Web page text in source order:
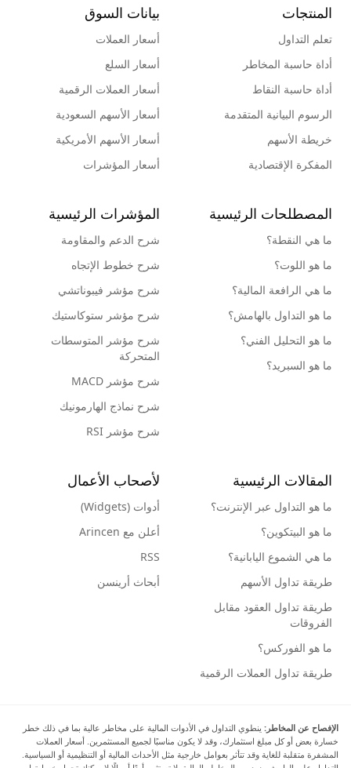
المنتجات
تعلم التداول
أداة حاسبة المخاطر
أداة حاسبة النقاط
الرسوم البيانية المتقدمة
خريطة الأسهم
المفكرة الإقتصادية
بيانات السوق
أسعار العملات
أسعار السلع
أسعار العملات الرقمية
أسعار الأسهم السعودية
أسعار الأسهم الأمريكية
أسعار المؤشرات
المصطلحات الرئيسية
ما هي النقطة؟
ما هو اللوت؟
ما هي الرافعة المالية؟
ما هو التداول بالهامش؟
ما هو التحليل الفني؟
ما هو السبريد؟
المؤشرات الرئيسية
شرح الدعم والمقاومة
شرح خطوط الإتجاه
شرح مؤشر فيبوناتشي
شرح مؤشر ستوكاستيك
شرح مؤشر المتوسطات
المتحركة
شرح مؤشر MACD
شرح نماذج الهارمونيك
شرح مؤشر RSI
المقالات الرئيسية
ما هو التداول عبر الإنترنت؟
ما هو البيتكوين؟
ما هي الشموع اليابانية؟
طريقة تداول الأسهم
طريقة تداول العقود مقابل
الفروقات
ما هو الفوركس؟
طريقة تداول العملات الرقمية
لأصحاب الأعمال
أدوات (Widgets)
أعلن مع Arincen
RSS
أبحاث أرينسن
الإفصاح عن المخاطر: ينطوي التداول في الأدوات المالية على مخاطر عالية بما في ذلك خطر
خسارة بعض أو كل مبلغ استثمارك، وقد لا يكون مناسبًا لجميع المستثمرين. أسعار العملات
المشفرة متقلبة للغاية وقد تتأثر بعوامل خارجية مثل الأحداث المالية أو التنظيمية أو السياسية.